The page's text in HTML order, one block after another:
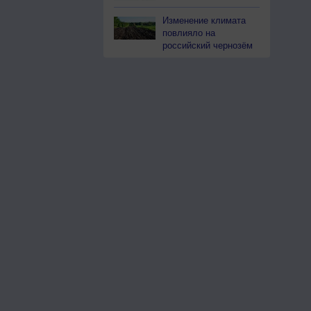
Изменение климата
повлияло на
российский чернозём